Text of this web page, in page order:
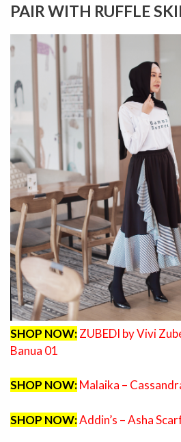
PAIR WITH RUFFLE
SHOP NOW:ZUBEDI by Vivi
Banua 01
SHOP NOW:Malaika –
SHOP NOW:Addin’s – Asha